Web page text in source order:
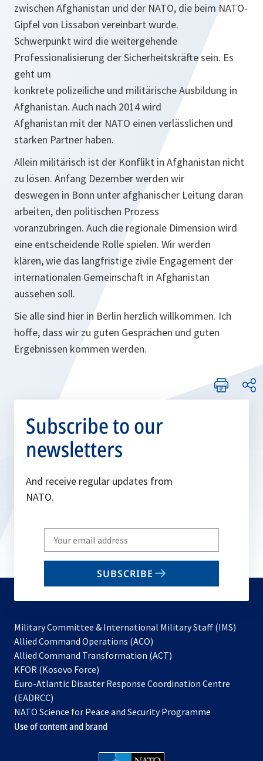
zwischen Afghanistan und der NATO, die beim NATO-
Gipfel von Lissabon vereinbart wurde.
Schwerpunkt wird die weitergehende
Professionalisierung der Sicherheitskräfte sein. Es
geht um
konkrete polizeiliche und militärische Ausbildung in
Afghanistan. Auch nach 2014 wird
Afghanistan mit der NATO einen verlässlichen und
starken Partner haben.
Allein militärisch ist der Konflikt in Afghanistan nicht
zu lösen. Anfang Dezember werden wir
deswegen in Bonn unter afghanischer Leitung daran
arbeiten, den politischen Prozess
voranzubringen. Auch die regionale Dimension wird
eine entscheidende Rolle spielen. Wir werden
klären, wie das langfristige zivile Engagement der
internationalen Gemeinschaft in Afghanistan
aussehen soll.
Sie alle sind hier in Berlin herzlich willkommen. Ich
hoffe, dass wir zu guten Gesprächen und guten
Ergebnissen kommen werden.
Subscribe to our
newsletters
And receive regular updates from
NATO.
Write
your
email
SUBSCRIBE
Military Committee & International Military Staff (IMS)
Allied Command Operations (ACO)
in
new
Allied Command Transformation (ACT)
a
tab
KFOR (Kosovo Force)
in
new
tab
Euro-Atlantic Disaster Response Coordination Centre
(EADRCC)
NATO Science for Peace and Security Programme
Use of content and brand